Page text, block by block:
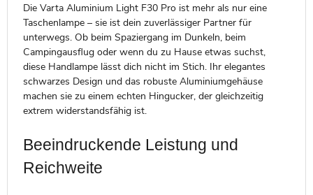
Die Varta Aluminium Light F30 Pro ist mehr als nur eine
Taschenlampe – sie ist dein zuverlässiger Partner für
unterwegs. Ob beim Spaziergang im Dunkeln, beim
Campingausflug oder wenn du zu Hause etwas suchst,
diese Handlampe lässt dich nicht im Stich. Ihr elegantes
schwarzes Design und das robuste Aluminiumgehäuse
machen sie zu einem echten Hingucker, der gleichzeitig
extrem widerstandsfähig ist.
Beeindruckende Leistung und
Reichweite